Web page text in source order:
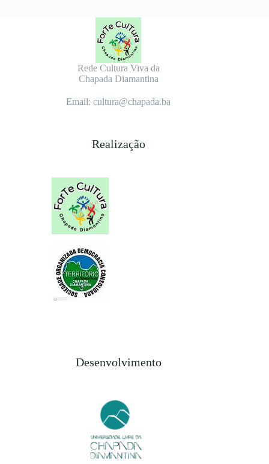
Rede Cultura Viva da
Chapada Diamantina
Email: cultura@chapada.ba
Realização
Desenvolvimento